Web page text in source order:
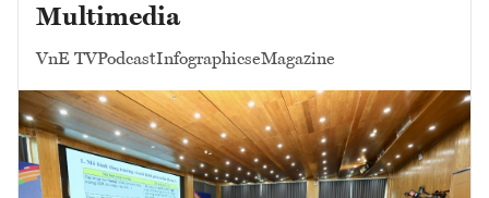
Multimedia
VnE TVPodcastInfographicseMagazine